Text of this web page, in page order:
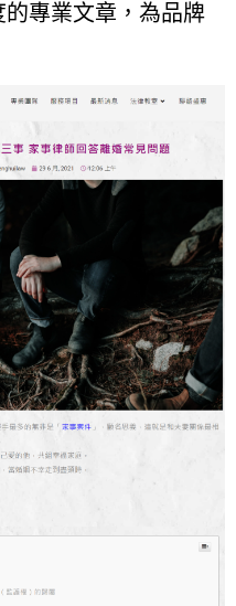
專業文章，為品牌